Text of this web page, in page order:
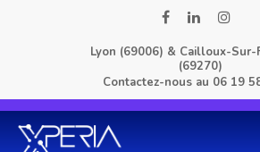
facebooklinkedin
Lyon (69006) & Cailloux-Sur-
(69270)
Contactez-nous au 06 19